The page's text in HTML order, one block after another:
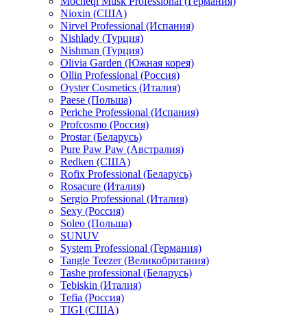
Nioxin (США)
Nirvel Professional (Испания)
Nishlady (Турция)
Nishman (Турция)
Olivia Garden (Южная корея)
Ollin Professional (Россия)
Oyster Cosmetics (Италия)
Paese (Польша)
Periche Professional (Испания)
Profcosmo (Россия)
Prostar (Беларусь)
Pure Paw Paw (Австралия)
Redken (США)
Rofix Professional (Беларусь)
Rosacure (Италия)
Sergio Professional (Италия)
Sexy (Россия)
Soleo (Польша)
SUNUV
System Professional (Германия)
Tangle Teezer (Великобритания)
Tashe professional (Беларусь)
Tebiskin (Италия)
Tefia (Россия)
TIGI (США)